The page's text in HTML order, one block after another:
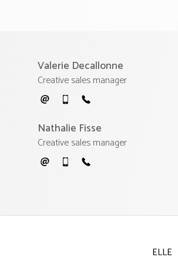
Valerie Decallonne
Creative sales manager
Nathalie Fisse
Creative sales manager
ELLE